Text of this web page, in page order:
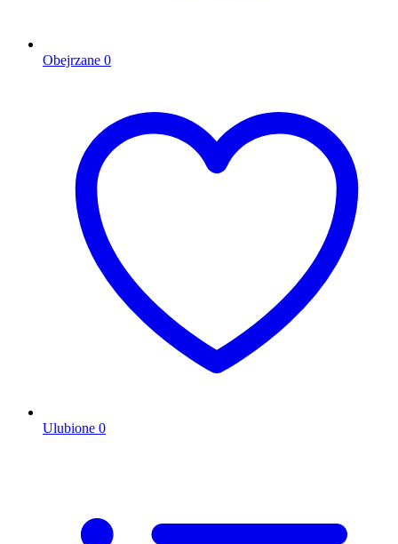
Obejrzane 0
Ulubione 0